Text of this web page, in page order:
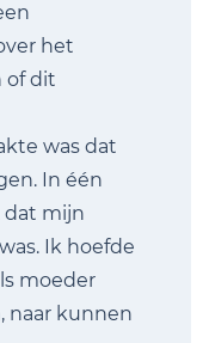
het
of dit
was dat
In één
dat mijn
Ik hoefde
moeder
naar kunnen